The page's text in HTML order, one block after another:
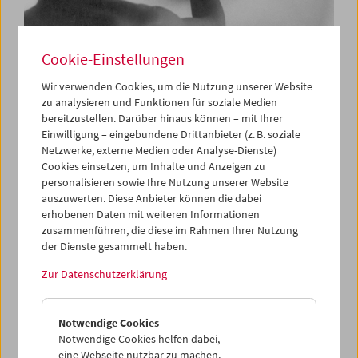
Die Utopie Film:
Kapitel 99
Mit Werken von Santiago Álvarez, Michelangelo
Antonioni, James Benning, Ingmar Bergman, Gary
Beydler, Hartmut Bitomsky, Kurt Kren, Chris Marker,
Man Ray, Dziga Vertov
Die Utopie Filmbesteht aus Kapiteln mit ­jeweils mehreren
Konstella­tionen oder Fragestellungen. Jedes der
ausgewählten Werke kann als einzelnes in seinem
Cookie-Einstellungen
Wir verwenden Cookies, um die Nutzung unserer Website
zu analysieren und Funktionen für soziale Medien
bereitzustellen. Darüber hinaus können – mit Ihrer
Einwilligung – eingebundene Drittanbieter (z. B. soziale
Netzwerke, externe Medien oder Analyse-Dienste)
Cookies einsetzen, um Inhalte und Anzeigen zu
personalisieren sowie Ihre Nutzung unserer Website
auszuwerten. Diese Anbieter können die dabei
erhobenen Daten mit weiteren Informationen
zusammenführen, die diese im Rahmen Ihrer Nutzung
der Dienste gesammelt haben.
Zur Datenschutzerklärung
Notwendige Cookies
Notwendige Cookies helfen dabei,
eine Webseite nutzbar zu machen,